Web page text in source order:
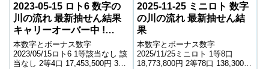
2023-05-15 ロト6 数字の
川の流れ 最新抽せん結果
キャリーオーバー中 !
232,706,901円
本数字とボーナス数字
2023/05/15ロト6 1等該当なし 該
当なし 2等4口 17,453,500円 3等
2025-11-25 ミニロト 数字
の川の流れ 最新抽せん結
果
本数字とボーナス数字
2025/11/25ミニロト 1等8口
18,773,800円 2等78口 138,300円